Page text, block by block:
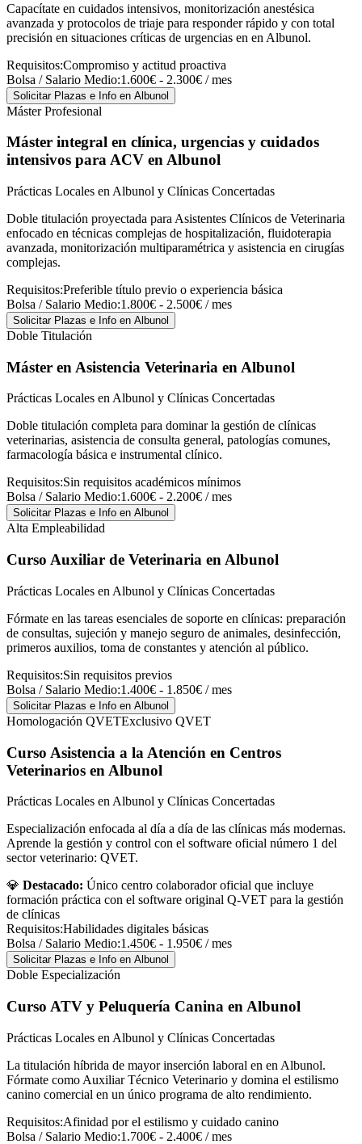
Capacítate en cuidados intensivos, monitorización anestésica
avanzada y protocolos de triaje para responder rápido y con total
precisión en situaciones críticas de urgencias en en Albunol.
Requisitos:Compromiso y actitud proactiva
Bolsa / Salario Medio:1.600€ - 2.300€ / mes
Solicitar Plazas e Info en Albunol
Máster Profesional
Máster integral en clínica, urgencias y cuidados
intensivos para ACV en Albunol
Prácticas Locales en Albunol y Clínicas Concertadas
Doble titulación proyectada para Asistentes Clínicos de Veterinaria
enfocado en técnicas complejas de hospitalización, fluidoterapia
avanzada, monitorización multiparamétrica y asistencia en cirugías
complejas.
Requisitos:Preferible título previo o experiencia básica
Bolsa / Salario Medio:1.800€ - 2.500€ / mes
Solicitar Plazas e Info en Albunol
Doble Titulación
Máster en Asistencia Veterinaria en Albunol
Prácticas Locales en Albunol y Clínicas Concertadas
Doble titulación completa para dominar la gestión de clínicas
veterinarias, asistencia de consulta general, patologías comunes,
farmacología básica e instrumental clínico.
Requisitos:Sin requisitos académicos mínimos
Bolsa / Salario Medio:1.600€ - 2.200€ / mes
Solicitar Plazas e Info en Albunol
Alta Empleabilidad
Curso Auxiliar de Veterinaria en Albunol
Prácticas Locales en Albunol y Clínicas Concertadas
Fórmate en las tareas esenciales de soporte en clínicas: preparación
de consultas, sujeción y manejo seguro de animales, desinfección,
primeros auxilios, toma de constantes y atención al público.
Requisitos:Sin requisitos previos
Bolsa / Salario Medio:1.400€ - 1.850€ / mes
Solicitar Plazas e Info en Albunol
Homologación QVETExclusivo QVET
Curso Asistencia a la Atención en Centros
Veterinarios en Albunol
Prácticas Locales en Albunol y Clínicas Concertadas
Especialización enfocada al día a día de las clínicas más modernas.
Aprende la gestión y control con el software oficial número 1 del
sector veterinario: QVET.
💎 Destacado: Único centro colaborador oficial que incluye
formación práctica con el software original Q-VET para la gestión
de clínicas
Requisitos:Habilidades digitales básicas
Bolsa / Salario Medio:1.450€ - 1.950€ / mes
Solicitar Plazas e Info en Albunol
Doble Especialización
Curso ATV y Peluquería Canina en Albunol
Prácticas Locales en Albunol y Clínicas Concertadas
La titulación híbrida de mayor inserción laboral en en Albunol.
Fórmate como Auxiliar Técnico Veterinario y domina el estilismo
canino comercial en un único programa de alto rendimiento.
Requisitos:Afinidad por el estilismo y cuidado canino
Bolsa / Salario Medio:1.700€ - 2.400€ / mes